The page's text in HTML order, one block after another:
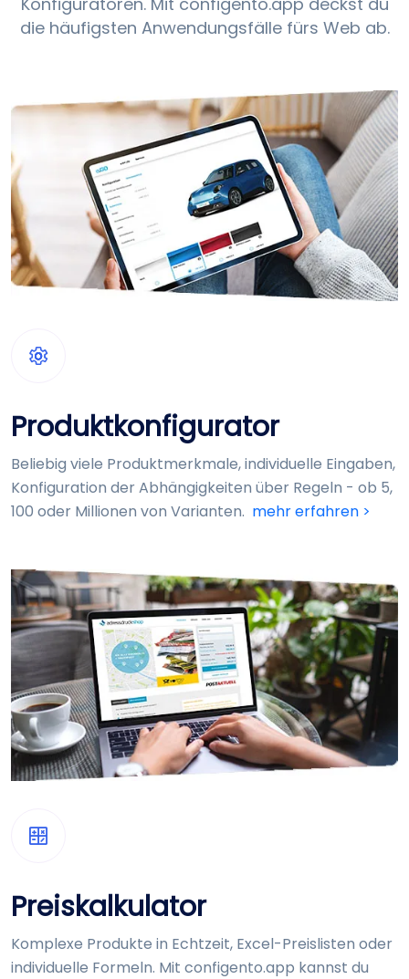
die häufigsten Anwendungs­fälle fürs Web ab.
Produkt­konfigurator
Beliebig viele Produkt­merkmale, individuelle Eingaben,
Konfiguration der Abhängig­keiten über Regeln - ob 5,
100 oder Millionen von Varianten. mehr erfahren >
Preis­kalkulator
Komplexe Produkte in Echtzeit, Excel-Preis­listen oder
individuelle Formeln. Mit configento.app kannst du